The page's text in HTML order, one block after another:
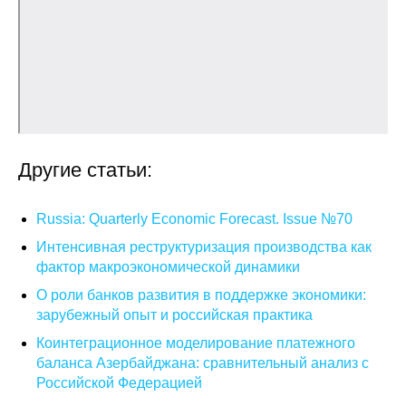
Обучение
Нормативные документы
Диссертационный совет
О совете
Другие статьи:
Russia: Quarterly Economic Forecast. Issue №70
Интенсивная реструктуризация производства как
фактор макроэкономической динамики
О роли банков развития в поддержке экономики:
зарубежный опыт и российская практика
Коинтеграционное моделирование платежного
баланса Азербайджана: сравнительный анализ с
Российской Федерацией